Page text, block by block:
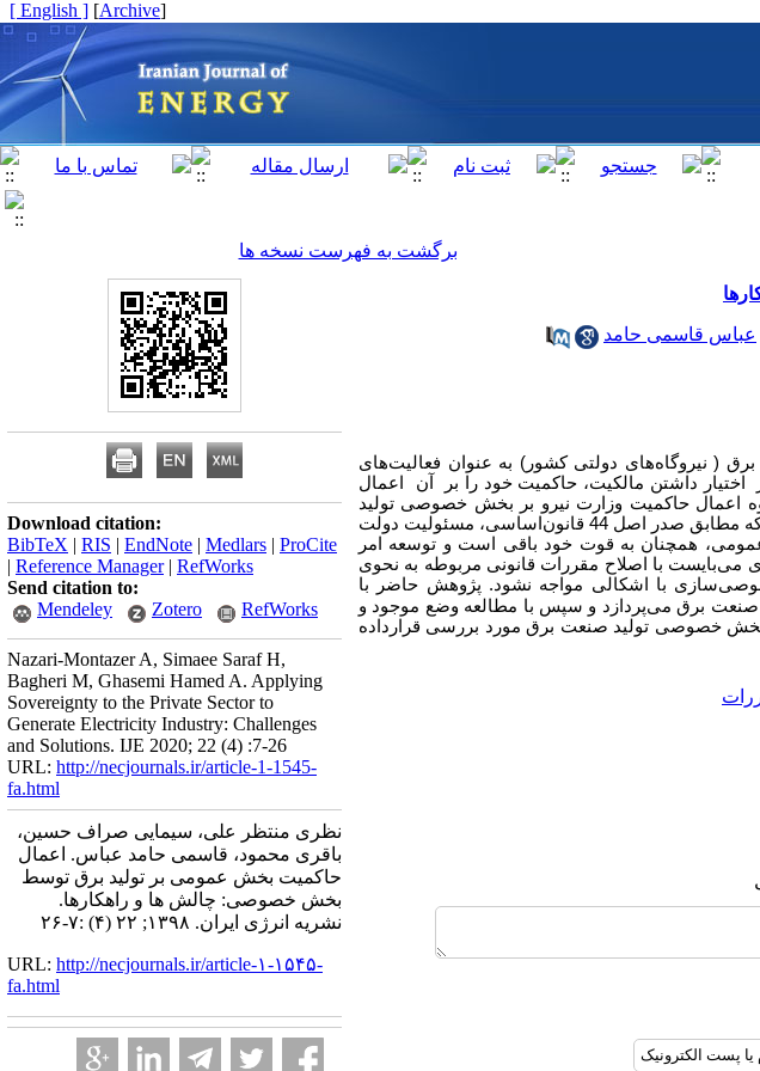
[
Archive
]
[ English ]
برگشت به فهرست نسخه ها
عباس قاسمی حامد
بخش تولید نیروی برق ( نیروگاه‌های دولتی کشور) به عنوان فعالیت‌های
داشتن مالکیت، حاکمیت خود را بر آن اعمال
اعمال حاکمیت وزارت نیرو بر بخش خصوصی تولید
صنعت برق به منظور تضمین تداوم تولید برق مطمئن و پایدار واجد اهمیت گردید، چرا که مطابق صدر اصل 44 قانون‌اساسی، مسئولیت دولت
همچنان به قوت خود باقی است و توسعه امر
با اصلاح مقررات قانونی مربوطه به نحوی
با اشکالی مواجه نشود. پژوهش حاضر با
برق می‌پردازد و سپس با مطالعه وضع موجود و
خصوصی تولید صنعت برق مورد بررسی قرارداده
Download citation:
BibTeX | RIS | EndNote | Medlars | ProCite
| Reference Manager| RefWorks
Send citation to:
Mendeley
Zotero RefWorks
Nazari-Montazer A, Simaee Saraf H,
Bagheri M, Ghasemi Hamed A. Applying
Sovereignty to the Private Sector to
Generate Electricity Industry: Challenges
and Solutions. IJE 2020; 22 (4) :7-26
URL: http://necjournals.ir/article-1-1545-
fa.html
نظری منتظر علی، سیمایی صراف حسین،
باقری محمود، قاسمی حامد عباس. اعمال
حاکمیت بخش عمومی بر تولید برق توسط
بخش خصوصی: چالش ها و راهکارها.
نشریه انرژی ایران. ۱۳۹۸; ۲۲ (۴) :۷-۲۶
URL: http://necjournals.ir/article-۱-۱۵۴۵-
fa.html